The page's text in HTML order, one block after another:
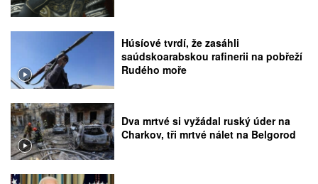
Húsíové tvrdí, že zasáhli
saúdskoarabskou rafinerii na pobřeží
Rudého moře
Dva mrtvé si vyžádal ruský úder na
Charkov, tři mrtvé nálet na Belgorod